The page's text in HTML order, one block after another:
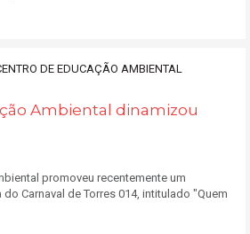
Ambiental dinamizou
promoveu recentemente um
Carnaval de Torres 014, intitulado "Quem